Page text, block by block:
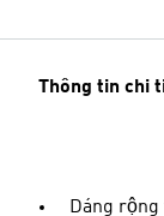
Thông tin chi
Dáng